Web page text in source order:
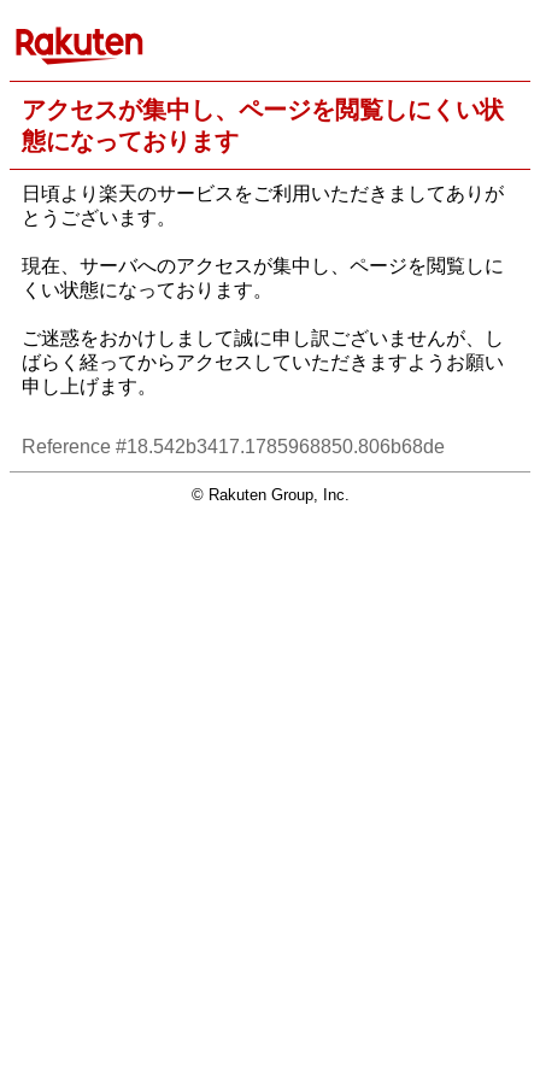
アクセスが集中し、ページを閲覧しにくい状
態になっております
日頃より楽天のサービスをご利用いただきましてありが
とうございます。
現在、サーバへのアクセスが集中し、ページを閲覧しに
くい状態になっております。
ご迷惑をおかけしまして誠に申し訳ございませんが、し
ばらく経ってからアクセスしていただきますようお願い
申し上げます。
Reference #18.542b3417.1785968850.806b68de
© Rakuten Group, Inc.